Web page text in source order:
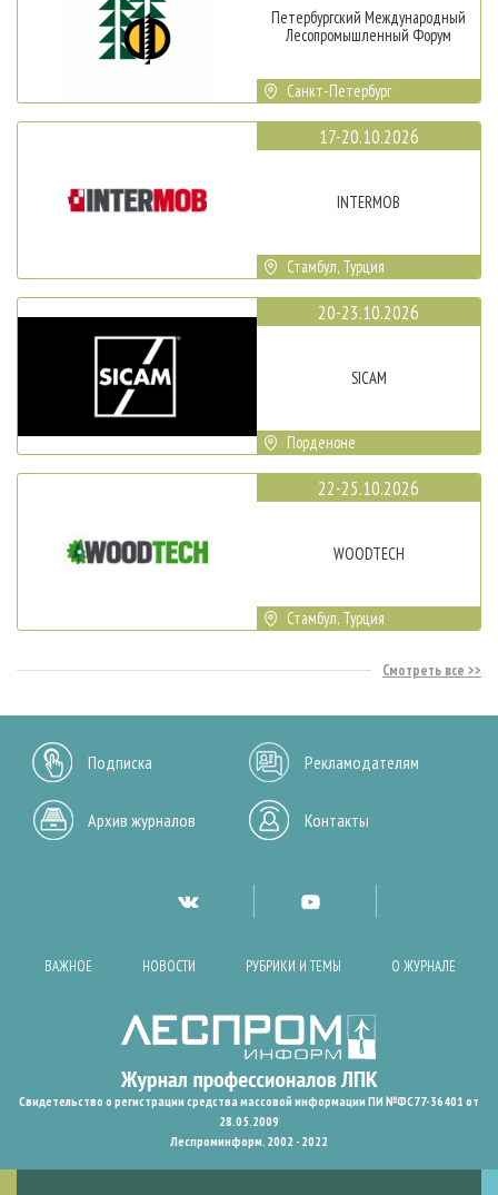
Петербургский Международный
Лесопромышленный Форум
Санкт-Петербург
17-20.10.2026
INTERMOB
Стамбул, Турция
20-23.10.2026
SICAM
Порденоне
22-25.10.2026
WOODTECH
Стамбул, Турция
Смотреть все
Подписка Рекламодателям
Архив журналов Контакты
ВАЖНОЕ НОВОСТИ РУБРИКИ И ТЕМЫ О ЖУРНАЛЕ
Свидетельство о регистрации средства массовой информации ПИ №ФС77-36401 от
28.05.2009
Леспроминформ. 2002 - 2022